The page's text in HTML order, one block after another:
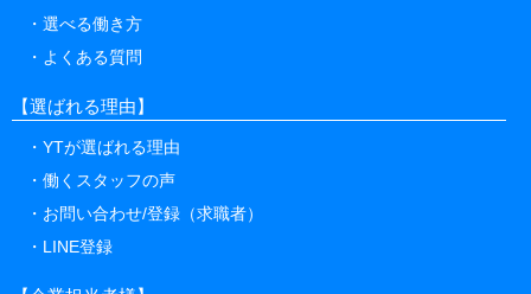
選べる働き方
よくある質問
【選ばれる理由】
YTが選ばれる理由
働くスタッフの声
お問い合わせ/登録（求職者）
LINE登録
【企業担当者様】